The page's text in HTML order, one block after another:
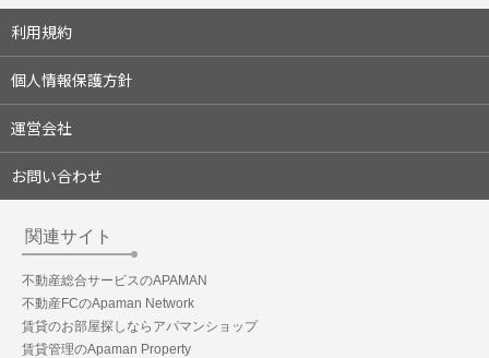
利用規約
個人情報保護方針
運営会社
お問い合わせ
関連サイト
不動産総合サービスのAPAMAN
不動産FCのApaman Network
賃貸のお部屋探しならアパマンショップ
賃貸管理のApaman Property